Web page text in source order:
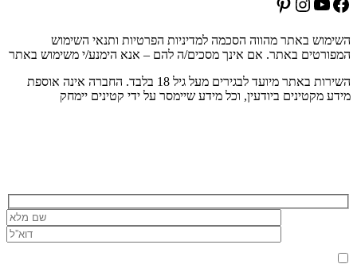
השימוש באתר מהווה הסכמה למדיניות הפרטיות ותנאי השימוש
המפורטים באתר. אם אינך מסכים/ה להם – אנא הימנע/י משימוש באתר
השירות באתר מיועד לבגירים מעל גיל 18 בלבד. החברה אינה אוספת
מידע מקטינים ביודעין, וכל מידע שיימסר על ידי קטינים יימחק